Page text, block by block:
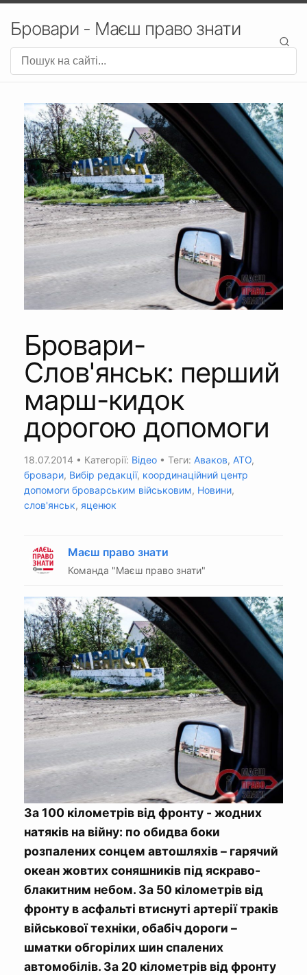
Бровари - Маєш право знати
Бровари-
Слов'янськ: перший
марш-кидок
дорогою допомоги
18.07.2014 • Категорії: Відео • Теги: Аваков, АТО,
бровари, Вибір редакції, координаційний центр
допомоги броварським військовим, Новини,
слов'янськ, яценюк
Маєш право знати
Команда "Маєш право знати"
За 100 кілометрів від фронту - жодних
натяків на війну: по обидва боки
розпалених сонцем автошляхів – гарячий
океан жовтих соняшників під яскраво-
блакитним небом. За 50 кілометрів від
фронту в асфальті втиснуті артерії траків
військової техніки, обабіч дороги –
шматки обгорілих шин спалених
автомобілів. За 20 кілометрів від фронту